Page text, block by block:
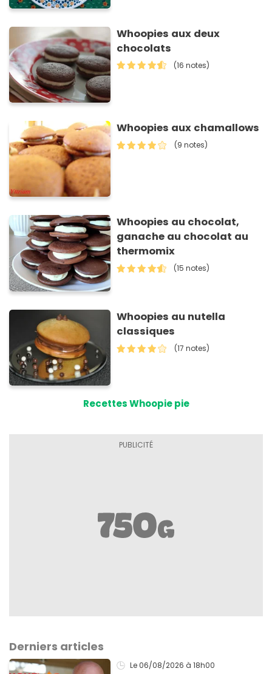
Whoopies aux deux
chocolats
(16 notes)
Whoopies aux chamallows
(9 notes)
Whoopies au chocolat,
ganache au chocolat au
thermomix
(15 notes)
Whoopies au nutella
classiques
(17 notes)
Recettes Whoopie pie
Derniers articles
Le 06/08/2026 à 18h00